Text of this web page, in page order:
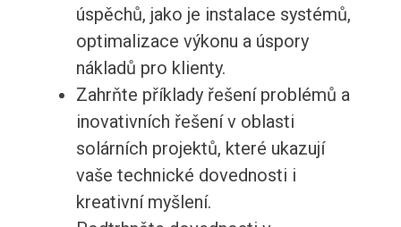
úspěchů, jako je instalace systémů,
optimalizace výkonu a úspory
nákladů pro klienty.
Zahrňte příklady řešení problémů a
inovativních řešení v oblasti
solárních projektů, které ukazují
vaše technické dovednosti i
kreativní myšlení.